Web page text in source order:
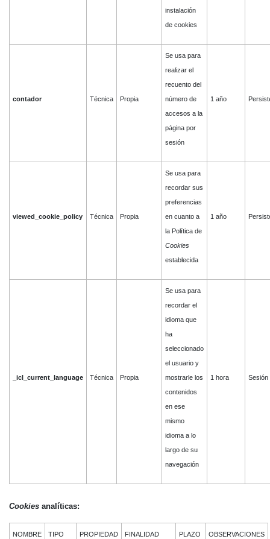
instalación
de cookies
contador Técnica Propia
Se usa para
realizar el
recuento del
número de
accesos a la
página por
sesión
1 año
viewed_cookie_policy Técnica Propia
Se usa para
recordar sus
preferencias
en cuanto a
la Política de
Cookies
establecida
1 año
_icl_current_language Técnica Propia
Se usa para
recordar el
idioma que
ha
seleccionado
el usuario y
mostrarle los
contenidos
en ese
mismo
idioma a lo
largo de su
navegación
1 hora Sesión
Cookies analíticas:
NOMBRE TIPO PROPIEDAD FINALIDAD PLAZO OBSERVACIONES